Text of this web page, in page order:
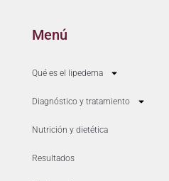
Menú
Qué es el lipedema
Diagnóstico y tratamiento
Nutrición y dietética
Resultados